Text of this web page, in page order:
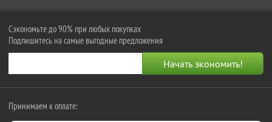
Сэкономьте до 90% при любых покупках
Подпишитесь на самые выгодные предложения
Принимаем к оплате: